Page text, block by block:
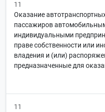
11
Оказание
пассажиров
индивидуальными
праве собственности или
владения и (или)
предназначенные для
11